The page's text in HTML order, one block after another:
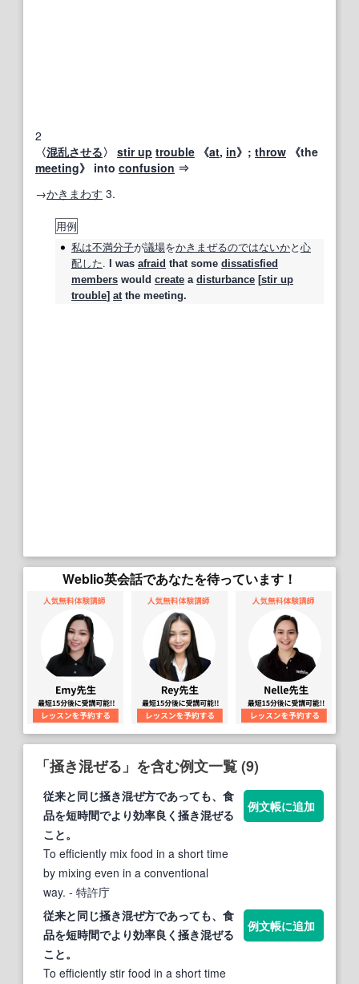
2
〈混乱させる〉 stir up trouble 《at, in》; throw 《the
meeting》 into confusion ⇒
→かきまわす 3.
用例
私は不満分子が議場をかきまぜるのではないかと心
配した. I was afraid that some dissatisfied
members would create a disturbance [stir up
trouble] at the meeting.
Weblio英会話であなたを待っています！
「掻き混ぜる」を含む例文一覧 (9)
従来と同じ掻き混ぜ方であっても、食
品を短時間でより効率良く 掻き混ぜる
こと。
To efficiently mix food in a short time
by mixing even in a conventional
way. - 特許庁
例文帳に追加
従来と同じ掻き混ぜ方であっても、食
品を短時間でより効率良く 掻き混ぜる
こと。
To efficiently stir food in a short time
例文帳に追加